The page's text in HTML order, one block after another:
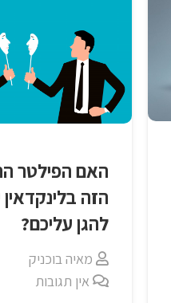
האם הפילטר
הזה בלינקדאין
להגן עליכם?
מאיה בוכניק
אין תגובות